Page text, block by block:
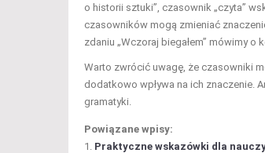
o historii sztuki”, czasownik „czyta”
czasowników mogą zmieniać
zdaniu „Wczoraj biegałem” mówimy o
Warto zwrócić uwagę, że czasowniki
dodatkowo wpływa na ich znaczenie.
gramatyki.
Powiązane wpisy:
Praktyczne wskazówki dla